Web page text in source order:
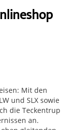
Mit den
und SLX sowie
die Teckentrup
an.